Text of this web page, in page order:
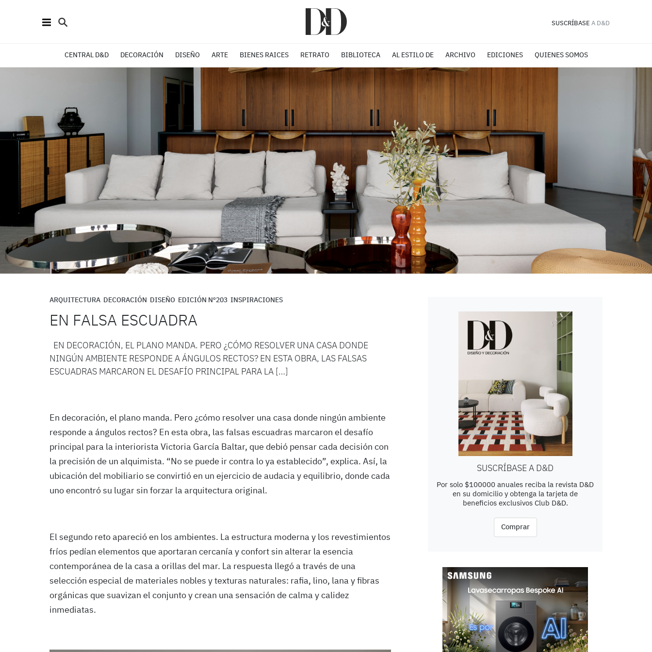
SUSCRÍBASE A D&D
CENTRAL D&D DECORACIÓN DISEÑO ARTE BIENES RAICES RETRATO BIBLIOTECA AL ESTILO DE ARCHIVO EDICIONES QUIENES SOMOS
ARQUITECTURA DECORACIÓN DISEÑO EDICIÓN Nº203 INSPIRACIONES
EN FALSA ESCUADRA
EN DECORACIÓN, EL PLANO MANDA. PERO ¿CÓMO RESOLVER UNA CASA DONDE
NINGÚN AMBIENTE RESPONDE A ÁNGULOS RECTOS? EN ESTA OBRA, LAS FALSAS
ESCUADRAS MARCARON EL DESAFÍO PRINCIPAL PARA LA […]
En decoración, el plano manda. Pero ¿cómo resolver una casa donde ningún ambiente
responde a ángulos rectos? En esta obra, las falsas escuadras marcaron el desafío
principal para la interiorista Victoria García Baltar, que debió pensar cada decisión con
la precisión de un alquimista. “No se puede ir contra lo ya establecido”, explica. Así, la
ubicación del mobiliario se convirtió en un ejercicio de audacia y equilibrio, donde cada
uno encontró su lugar sin forzar la arquitectura original.
El segundo reto apareció en los ambientes. La estructura moderna y los revestimientos
fríos pedían elementos que aportaran cercanía y confort sin alterar la esencia
contemporánea de la casa a orillas del mar. La respuesta llegó a través de una
selección especial de materiales nobles y texturas naturales: rafia, lino, lana y fibras
orgánicas que suavizan el conjunto y crean una sensación de calma y calidez
inmediatas.
SUSCRÍBASE A D&D
Por solo $100000 anuales reciba la revista D&D
en su domicilio y obtenga la tarjeta de
beneficios exclusivos Club D&D.
Comprar